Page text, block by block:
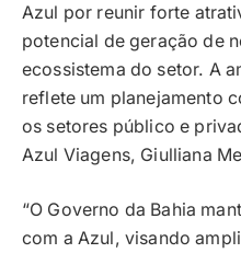
Azul por reunir forte
potencial de geração de
ecossistema do setor. A
reflete um planejamento
os setores público e
Azul Viagens, Giulliana
“O Governo da Bahia
com a Azul, visando